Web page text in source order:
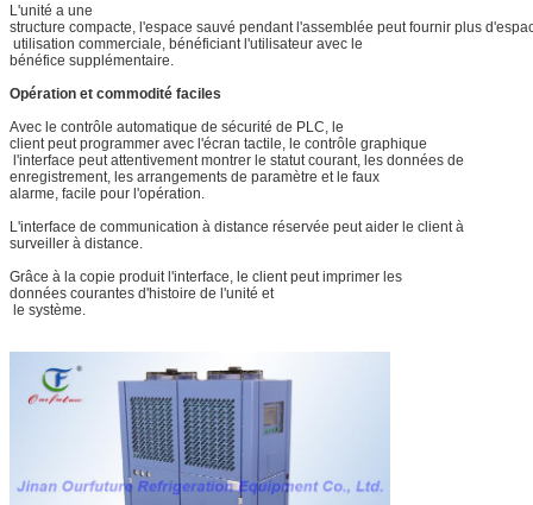
L'unité a une
structure compacte, l'espace sauvé pendant l'assemblée peut fournir plus
utilisation commerciale, bénéficiant l'utilisateur avec le
bénéfice supplémentaire.
Opération et commodité faciles
Avec le contrôle automatique de sécurité de PLC, le
client peut programmer avec l'écran tactile, le contrôle graphique
l'interface peut attentivement montrer le statut courant, les données de
enregistrement, les arrangements de paramètre et le faux
alarme, facile pour l'opération.
L'interface de communication à distance réservée peut aider le client à
surveiller à distance.
Grâce à la copie produit l'interface, le client peut imprimer les
données courantes d'histoire de l'unité et
le système.